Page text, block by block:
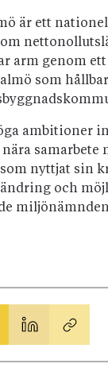
är ett
arm genom
som
ambitioner
samarbete
som nyttjat sin
och